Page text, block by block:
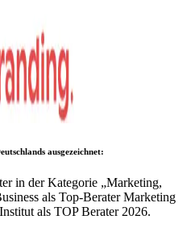
ausgezeichnet:
in der Kategorie „Marketing,
als Top-Berater Marketing
als TOP Berater 2026.